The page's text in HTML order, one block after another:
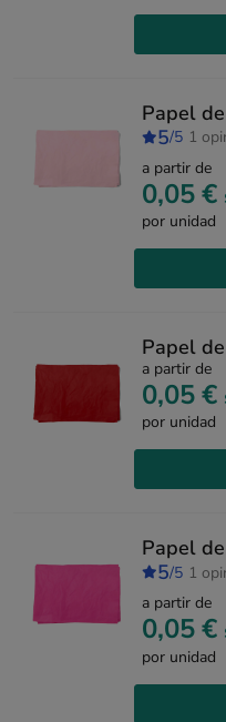
Papel
5/5 1
a partir de
0,05 €
por unidad
Papel
a partir de
0,05 €
por unidad
Papel
5/5 1
a partir de
0,05 €
por unidad